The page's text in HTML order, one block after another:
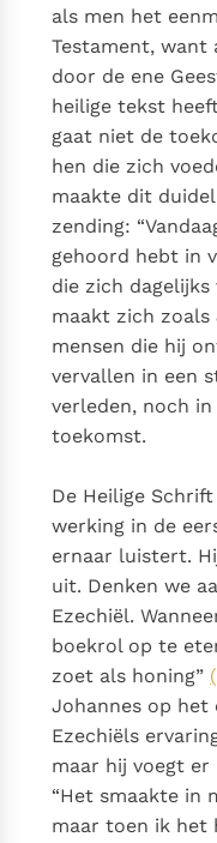
als men het
Testament,
door de ene
heilige tekst
gaat niet de
hen die zich
maakte dit
zending:
gehoord hebt in
die zich
maakt zich
mensen die hij
vervallen in een
verleden, noch
toekomst.
De Heilige
werking in de
ernaar luistert.
uit. Denken we
Ezechiël.
boekrol op te
zoet als honing”
Johannes op het
Ezechiëls
maar hij voegt
“Het smaakte in
maar toen ik het